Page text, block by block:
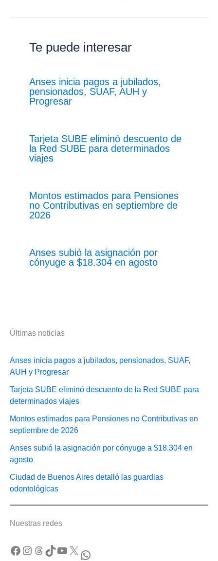
Te puede interesar
Anses inicia pagos a jubilados,
pensionados, SUAF, AUH y
Progresar
Tarjeta SUBE eliminó descuento de
la Red SUBE para determinados
viajes
Montos estimados para Pensiones
no Contributivas en septiembre de
2026
Anses subió la asignación por
cónyuge a $18.304 en agosto
Últimas noticias
Anses inicia pagos a jubilados, pensionados, SUAF,
AUH y Progresar
Tarjeta SUBE eliminó descuento de la Red SUBE para
determinados viajes
Montos estimados para Pensiones no Contributivas en
septiembre de 2026
Anses subió la asignación por cónyuge a $18.304 en
agosto
Ciudad de Buenos Aires detalló las guardias
odontológicas
Nuestras redes
Facebook Instagram Threads TikTok YouTube X WhatsApp